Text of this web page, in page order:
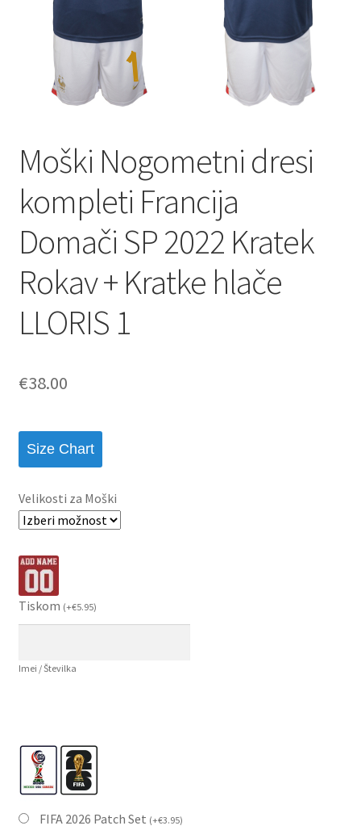
Moški Nogometni dresi
kompleti Francija
Domači SP 2022 Kratek
Rokav + Kratke hlače
LLORIS 1
€38.00
Size Chart
Velikosti za Moški
Tiskom (+€5.95)
Imei / Številka
FIFA 2026 Patch Set (+€3.95)